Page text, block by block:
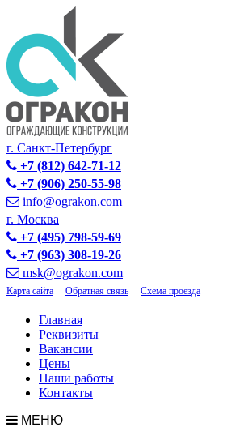
г. Санкт-Петербург
+7 (812) 642-71-12
+7 (906) 250-55-98
info@ograkon.com
г. Москва
+7 (495) 798-59-69
+7 (963) 308-19-26
msk@ograkon.com
Карта сайта Обратная связь Схема проезда
Главная
Реквизиты
Вакансии
Цены
Наши работы
Контакты
МЕНЮ